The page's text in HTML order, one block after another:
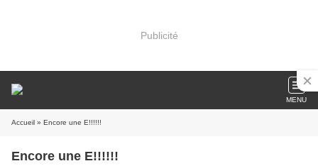
Publicité
MENU
Accueil » Encore une E!!!!!!
Encore une E!!!!!!